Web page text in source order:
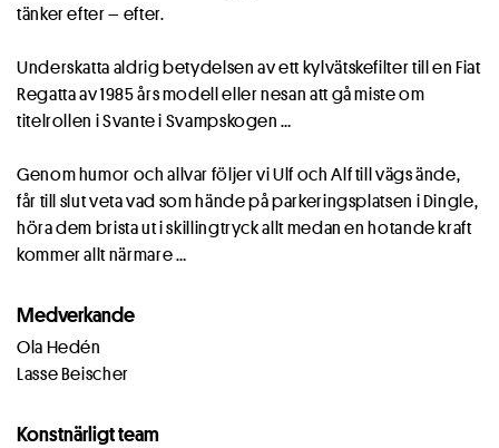
tänker efter – efter.
Underskatta aldrig betydelsen av ett kylvätskefilter till en Fiat
Regatta av 1985 års modell eller nesan att gå miste om
titelrollen i Svante i Svampskogen …
Genom humor och allvar följer vi Ulf och Alf till vägs ände,
får till slut veta vad som hände på parkeringsplatsen i Dingle,
höra dem brista ut i skillingtryck allt medan en hotande kraft
kommer allt närmare …
Medverkande
Ola Hedén
Lasse Beischer
Konstnärligt team